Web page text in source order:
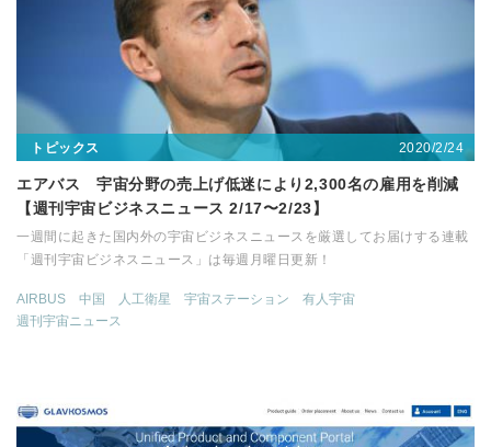
トピックス 2020/2/24
エアバス 宇宙分野の売上げ低迷により2,300名の雇用を削減
【週刊宇宙ビジネスニュース 2/17〜2/23】
一週間に起きた国内外の宇宙ビジネスニュースを厳選してお届けする連載
「週刊宇宙ビジネスニュース」は毎週月曜日更新！
AIRBUS 中国 人工衛星 宇宙ステーション
有人宇宙
週刊宇宙ニュース